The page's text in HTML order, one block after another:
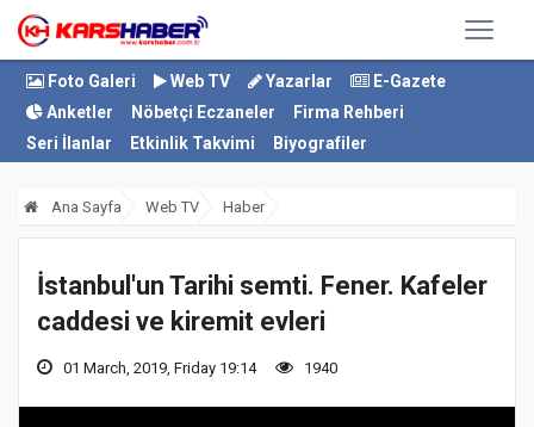
Foto Galeri Web TV Yazarlar
E-Gazete
Anketler
Nöbetçi Eczaneler
Firma Rehberi
Seri İlanlar
Etkinlik Takvimi Biyografiler
Ana Sayfa Web TV Haber
İstanbul'un Tarihi semti. Fener. Kafeler
caddesi ve kiremit evleri
01 March, 2019, Friday 19:14 1940